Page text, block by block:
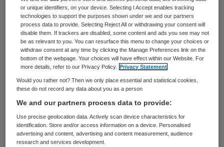
DBC-Onderhoud ontwikkelt DBC’s voor de
somatische revalidatiezorg. De uitvoering
van het ontwikkeltraject is gestart. Het
streven is de DBC’s voor somatische
revalidatiezorg per 1 januari 2013 in te
voeren.
Overheveling AWBZ naar Zvw
or unique identifiers, on your device. Selecting I Accept enables tracking
technologies to support the purposes shown under we and our partners
process data to provide. Selecting Reject All or withdrawing your consent will
disable them. If trackers are disabled, some content and ads you see may not
be as relevant to you. You can resurface this menu to change your choices or
withdraw consent at any time by clicking the Manage Preferences link on the
bottom of the webpage. Your choices will have effect within our Website. For
more details, refer to our Privacy Policy.
Privacy Statement
Would you rather not? Then we only place essential and statistical cookies,
these do not record any data about you as a person
We and our partners process data to provide:
Use precise geolocation data. Actively scan device characteristics for
identification. Store and/or access information on a device. Personalised
advertising and content, advertising and content measurement, audience
research and services development.